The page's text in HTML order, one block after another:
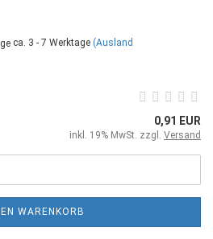
ca. 3 - 7 Werktage (Ausland
0,91 EUR
inkl. 19% MwSt. zzgl. Versand
WARENKORB